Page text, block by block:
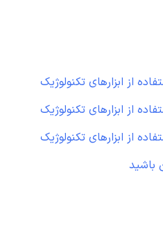
از ابزارهای تکنولوژیک
از ابزارهای تکنولوژیک
از ابزارهای تکنولوژیک
باشید